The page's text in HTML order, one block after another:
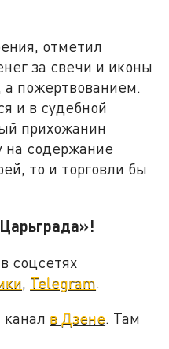
отметил
за свечи и иконы
а пожертвованием.
и в судебной
прихожанин
на содержание
то и торговли бы
соцсетях
, Telegram.
в Дзене. Там